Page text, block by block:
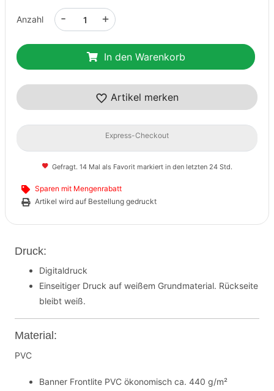
Anzahl +
-
In den Warenkorb
Artikel merken
Express-Checkout
Gefragt. 14 Mal als Favorit markiert in den letzten 24 Std.
Sparen mit Mengenrabatt
Artikel wird auf Bestellung gedruckt
Druck:
Digitaldruck
Einseitiger Druck auf weißem Grundmaterial. Rückseite
bleibt weiß.
Material:
PVC
Banner Frontlite PVC ökonomisch ca. 440 g/m²